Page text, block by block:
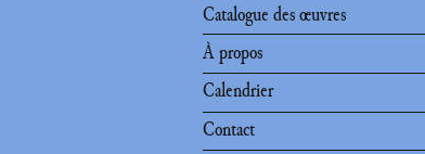
Catalogue des œuvres
À propos
Calendrier
Contact